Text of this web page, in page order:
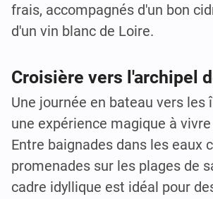
frais, accompagnés d'un bon
d'un vin blanc de Loire.
Croisière vers l'archipel
Une journée en bateau vers les
une expérience magique à
Entre baignades dans les eaux
promenades sur les plages de
cadre idyllique est idéal pour